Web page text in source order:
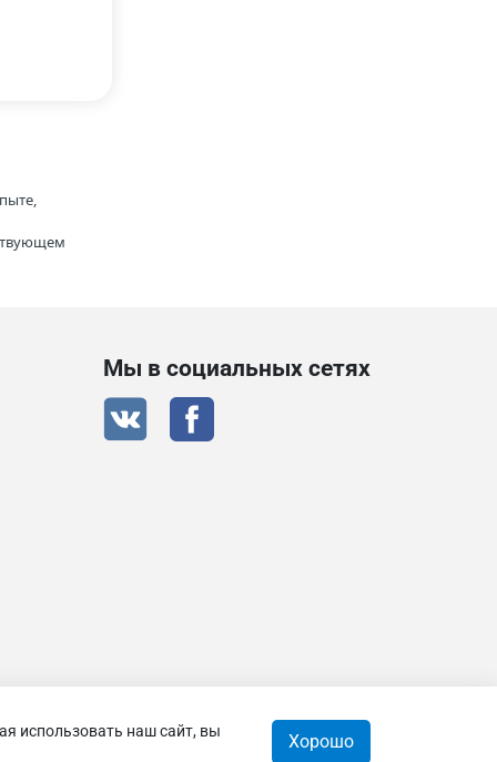
Мы в социальных сетях
2026
использовать наш сайт, вы
Хорошо